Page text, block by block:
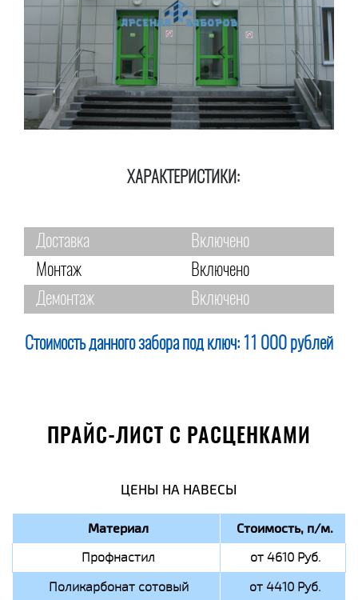
ХАРАКТЕРИСТИКИ:
Доставка
Включено
Монтаж
Включено
Демонтаж
Включено
Стоимость данного забора под ключ: 11 000 рублей
ПРАЙС-ЛИСТ С РАСЦЕНКАМИ
ЦЕНЫ НА НАВЕСЫ
Материал Стоимость, п/м.
Профнастил
от 4610 Руб.
Поликарбонат сотовый
от 4410 Руб.